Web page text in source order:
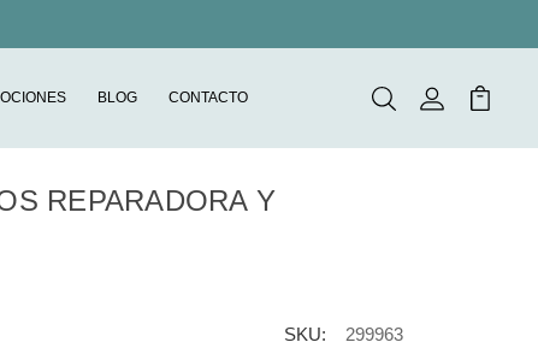
BLOG CONTACTO BuscarMi Cuenta
Mi
REPARADORA Y
SKU: 299963